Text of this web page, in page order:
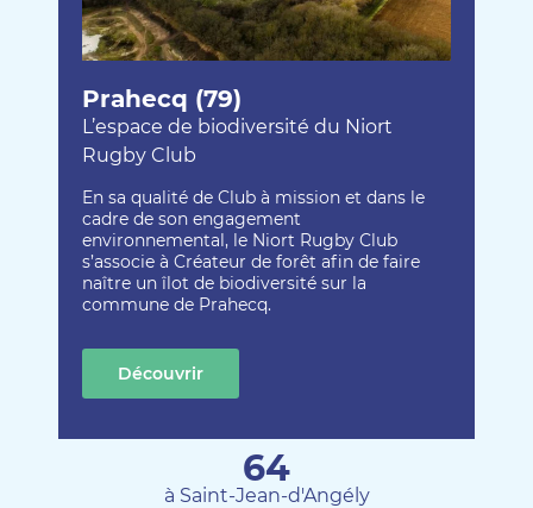
Prahecq (79)
L’espace de biodiversité du Niort
Rugby Club
En sa qualité de Club à mission et dans le
cadre de son engagement
environnemental, le Niort Rugby Club
s’associe à Créateur de forêt afin de faire
naître un îlot de biodiversité sur la
commune de Prahecq.
Découvrir
64
à Saint-Jean-d'Angély